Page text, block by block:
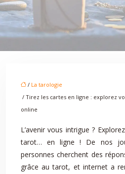
/ La tarologie
/ Tirez les cartes en ligne : explorez
online
L’avenir vous intrigue ?
tarot… en ligne ! De nos
personnes cherchent des
grâce au tarot, et internet a